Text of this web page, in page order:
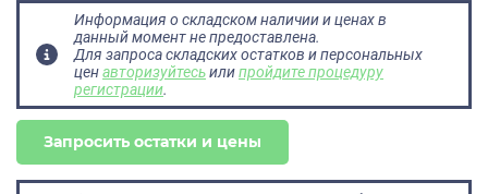
Информация о складском наличии и ценах в
данный момент не предоставлена.
Для запроса складских остатков и персональных
ценавторизуйтесьилипройдите процедуру
регистрации.
Запросить остатки и цены